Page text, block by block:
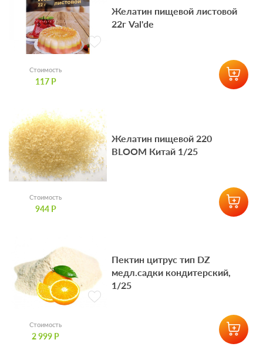
Желатин пищевой листовой
22г Val'de
Стоимость
117 Р
Желатин пищевой 220
BLOOM Китай 1/25
Стоимость
944 Р
Пектин цитрус тип DZ
медл.садки кондитерский,
1/25
Стоимость
2 999 Р